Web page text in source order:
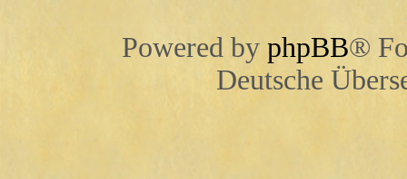
Powered by phpBB®
Deutsche